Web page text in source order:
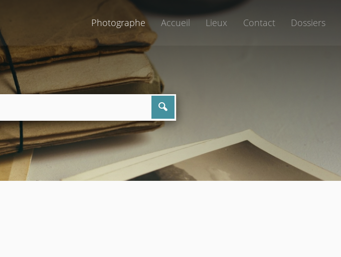
Photographe Accueil Lieux Contact Dossiers